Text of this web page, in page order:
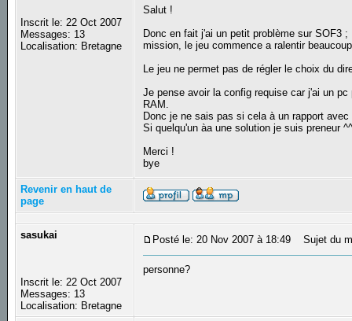
Inscrit le: 22 Oct 2007
Messages: 13
Localisation: Bretagne
Salut !
Donc en fait j'ai un petit problème sur SOF3
mission, le jeu commence a ralentir
Le jeu ne permet pas de régler le choix du
Je pense avoir la config requise car j'ai un
RAM.
Donc je ne sais pas si cela à un rapport
Si quelqu'un àa une solution je suis preneur
Merci !
bye
Revenir en haut de
page
sasukai
Inscrit le: 22 Oct 2007
Messages: 13
Localisation: Bretagne
Posté le: 20 Nov 2007 à 18:49 Sujet du
personne?